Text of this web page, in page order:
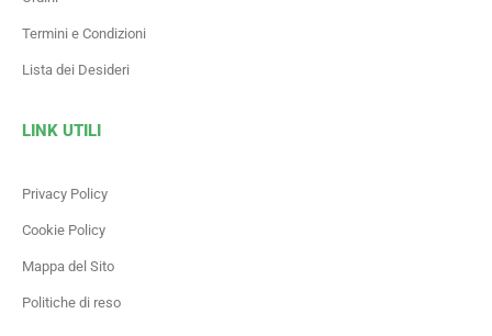
Termini e Condizioni
Lista dei Desideri
LINK UTILI
Privacy Policy
Cookie Policy
Mappa del Sito
Politiche di reso